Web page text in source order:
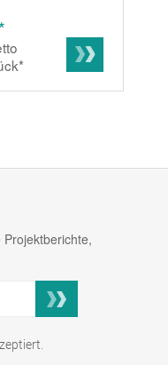
*